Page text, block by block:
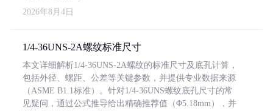
2026年8月4日
1/4-36UNS-2A螺纹标准尺寸
本文详细解析1/4-36UNS-2A螺纹的标准尺寸及底孔计算，
包括外径、螺距、公差等关键参数，并提供专业数据来源
（ASME B1.1标准）。针对1/4-36UNS螺纹底孔尺寸的常
见疑问，通过公式推导给出精确推荐值（Φ5.18mm），并